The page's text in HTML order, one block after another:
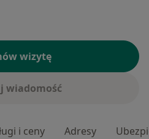
wizytę
wiadomość
i ceny Adresy